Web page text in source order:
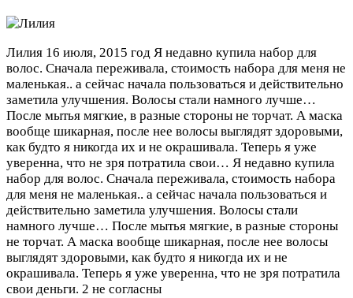
Лилия 16 июля, 2015 год Я недавно купила набор для
волос. Сначала переживала, стоимость набора для меня не
маленькая.. а сейчас начала пользоваться и действительно
заметила улучшения. Волосы стали намного лучше…
После мытья мягкие, в разные стороны не торчат. А маска
вообще шикарная, после нее волосы выглядят здоровыми,
как будто я никогда их и не окрашивала. Теперь я уже
уверенна, что не зря потратила свои… Я недавно купила
набор для волос. Сначала переживала, стоимость набора
для меня не маленькая.. а сейчас начала пользоваться и
действительно заметила улучшения. Волосы стали
намного лучше… После мытья мягкие, в разные стороны
не торчат. А маска вообще шикарная, после нее волосы
выглядят здоровыми, как будто я никогда их и не
окрашивала. Теперь я уже уверенна, что не зря потратила
свои деньги. 2 не согласны